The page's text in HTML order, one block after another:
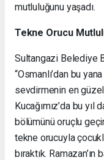
mutluluğunu yaşadı.
Tekne Orucu
Sultangazi Belediye
“Osmanlı’dan bu
sevdirmenin en
Kucağımız’da bu
bölümünü oruçlu
tekne orucuyla
bıraktık. Ramazan’ın